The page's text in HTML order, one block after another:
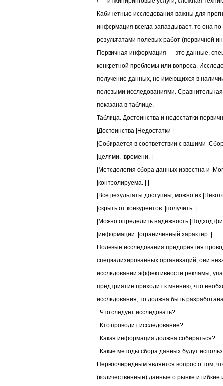
Кабинетные исследования важны для
информация всегда запаздывает, то она
результатами полевых работ (первичной
Первичная информация — это данные,
конкретной проблемы или вопроса.
получение данных, не имеющихся в
полевыми исследованиями.
показана в таблице.
Таблица. Достоинства и недостатки
|Достоинства |Недостатки |
|Собирается в соответствии с вашими
|целями. |времени. |
|Методология сбора данных известна и
|контролируема. | |
|Все результаты доступны, можно их
|скрыть от конкурентов. |получить. |
|Можно определить надежность |Подход
|информации. |ограниченный характер. |
Полевые исследования предприятия
специализированных организаций, они
исследовании эффективности рекламы,
предприятие приходит к мнению, что
исследования, то должна быть
. Что следует исследовать?
. Кто проводит исследование?
. Какая информация должна собираться?
. Какие методы сбора данных будут
Первоочередным является вопрос о том,
(количественные) данные о рынке и